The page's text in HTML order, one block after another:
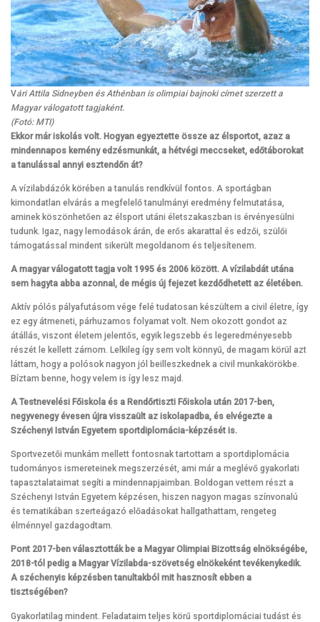
Vári Attila Sidneyben és Athénban is olimpiai bajnoki címet szerzett a
Magyar válogatott tagjaként.
(Fotó: MTI)
Ekkor már iskolás volt. Hogyan egyeztette össze az élsportot, azaz a
mindennapos kemény edzésmunkát, a hétvégi meccseket, edőtáborokat
a tanulással annyi esztendőn át?
A vízilabdázók körében a tanulás rendkívül fontos. A sportágban
kimondatlan elvárás a megfelelő tanulmányi eredmény felmutatása,
aminek köszönhetően az élsport utáni életszakaszban is érvényesülni
tudunk. Igaz, nagy lemodások árán, de erős akarattal és edzői, szülői
támogatással mindent sikerült megoldanom és teljesítenem.
A magyar válogatott tagja volt 1995 és 2006 között. A vízilabdát utána
sem hagyta abba azonnal, de mégis új fejezet kezdődhetett az életében.
Aktív pólós pályafutásom vége felé tudatosan készültem a civil életre, így
ez egy átmeneti, párhuzamos folyamat volt. Nem okozott gondot az
átállás, viszont életem jelentős, egyik legszebb és legeredményesebb
részét le kellett zárnom. Lelkileg így sem volt könnyű, de magam körül azt
láttam, hogy a polósok nagyon jól beilleszkednek a civil munkakörökbe.
Bíztam benne, hogy velem is így lesz majd.
A Testnevelési Főiskola és a Rendőrtiszti Főiskola után 2017-ben,
negyvenegy évesen újra visszaült az iskolapadba, és elvégezte a
Széchenyi István Egyetem sportdiplomácia-képzését is.
Sportvezetői munkám mellett fontosnak tartottam a sportdiplomácia
tudományos ismereteinek megszerzését, ami már a meglévő gyakorlati
tapasztalataimat segíti a mindennapjaimban. Boldogan vettem részt a
Széchenyi István Egyetem képzésen, hiszen nagyon magas színvonalú
és tematikában szerteágazó előadásokat hallgathattam, rengeteg
élménnyel gazdagodtam.
Pont 2017-ben választották be a Magyar Olimpiai Bizottság elnökségébe,
2018-tól pedig a Magyar Vízilabda-szövetség elnökeként tevékenykedik.
A széchenyis képzésben tanultakból mit hasznosít ebben a
tisztségében?
Gyakorlatilag mindent. Feladataim teljes körű sportdiplomáciai tudást és